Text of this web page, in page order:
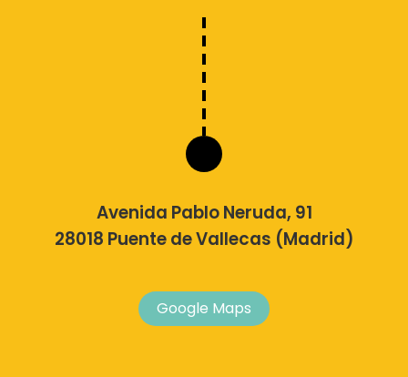
Avenida Pablo Neruda, 91
28018 Puente de Vallecas (Madrid)
Google Maps